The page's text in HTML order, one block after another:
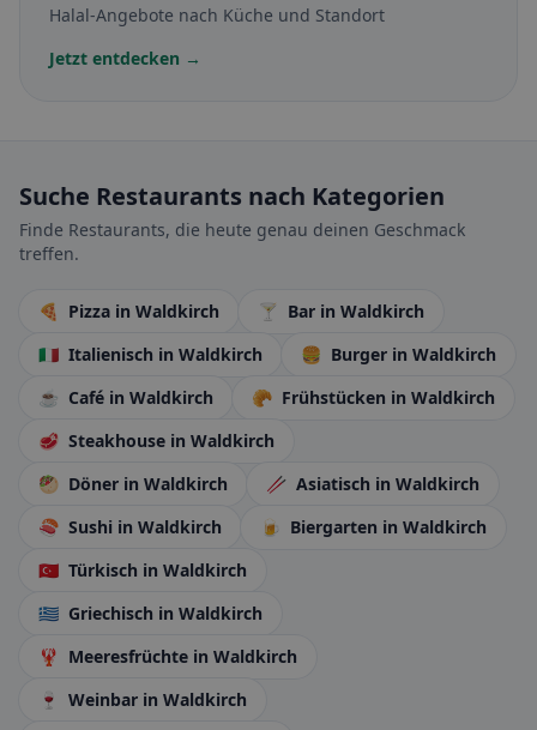
Halal-Angebote nach Küche und Standort
Jetzt entdecken →
Suche Restaurants nach Kategorien
Finde Restaurants, die heute genau deinen Geschmack
treffen.
🍕 Pizza in Waldkirch 🍸 Bar in Waldkirch
🇮🇹 Italienisch in Waldkirch 🍔 Burger in Waldkirch
☕ Café in Waldkirch 🥐 Frühstücken in Waldkirch
🥩 Steakhouse in Waldkirch
🥙 Döner in Waldkirch 🥢 Asiatisch in Waldkirch
🍣 Sushi in Waldkirch 🍺 Biergarten in Waldkirch
🇹🇷 Türkisch in Waldkirch
🇬🇷 Griechisch in Waldkirch
🦞 Meeresfrüchte in Waldkirch
🍷
Weinbar in Waldkirch